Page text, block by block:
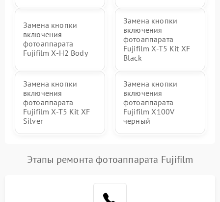
Замена кнопки
включения
фотоаппарата
Fujifilm X-H2 Body
Замена кнопки
включения
фотоаппарата
Fujifilm X-T5 Kit XF
Black
Замена кнопки
включения
фотоаппарата
Fujifilm X-T5 Kit XF
Silver
Замена кнопки
включения
фотоаппарата
Fujifilm X100V
черный
Этапы ремонта фотоаппарата Fujifilm